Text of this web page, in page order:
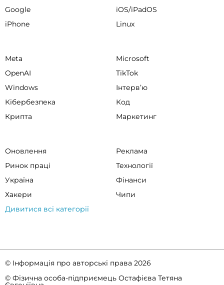
Google
iOS/iPadOS
iPhone
Linux
Meta
Microsoft
OpenAI
TikTok
Windows
Інтервʼю
Кібербезпека
Код
Крипта
Маркетинг
Оновлення
Реклама
Ринок праці
Технології
Україна
Фінанси
Хакери
Чипи
Дивитися всі категорії
© Інформація про авторські права 2026
© Фізична особа-підприємець Остафієва Тетяна